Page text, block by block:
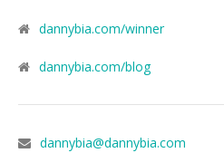
dannybia.com/winner
dannybia.com/blog
dannybia@dannybia.com